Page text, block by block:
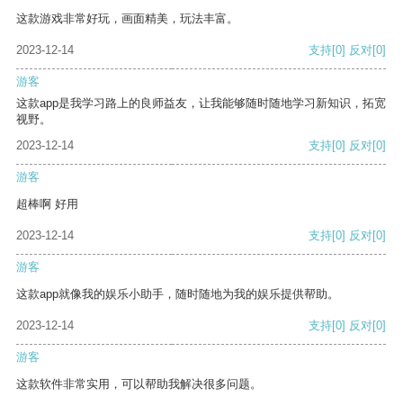
这款游戏非常好玩，画面精美，玩法丰富。
2023-12-14 支持[0] 反对[0]
游客
这款app是我学习路上的良师益友，让我能够随时随地学习新知识，拓宽
视野。
2023-12-14
支持[0] 反对[0]
游客
超棒啊 好用
2023-12-14 支持[0] 反对[0]
游客
这款app就像我的娱乐小助手，随时随地为我的娱乐提供帮助。
2023-12-14 支持[0] 反对[0]
游客
这款软件非常实用，可以帮助我解决很多问题。